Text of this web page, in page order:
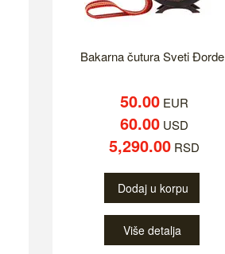
Bakarna čutura Sveti Đorde
50.00EUR
60.00USD
5,290.00RSD
Dodaj u korpu
Više detalja